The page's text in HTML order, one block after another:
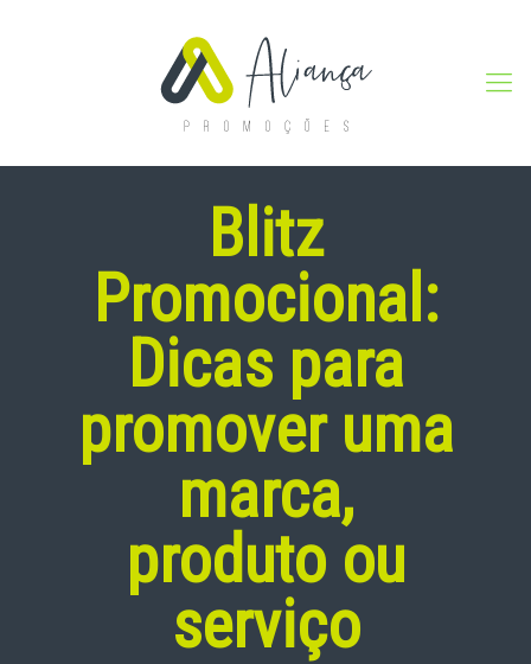
Blitz
Promocional:
Dicas para
promover uma
marca,
produto ou
serviço